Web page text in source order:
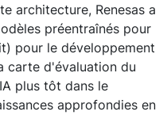
architecture, Renesas a
préentraînés pour
pour le développement
carte d'évaluation du
plus tôt dans le
approfondies en